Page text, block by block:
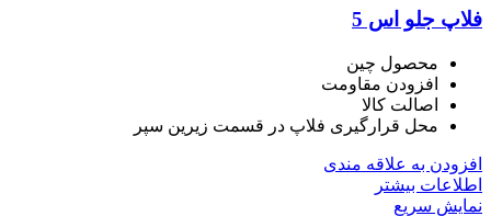
فلاپ جلو اس 5
محصول چین
افزودن مقاومت
اصالت کالا
محل قرارگیری فلاپ در قسمت زیرین سپر
افزودن به علاقه مندی
اطلاعات بیشتر
نمایش سریع